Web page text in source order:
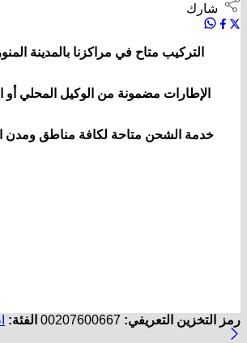
شارك
التركيب متاح في مراكزنا بالمدينة
الإطارات مضمونة من الوكيل المحلي أو
خدمة الشحن متاحة لكافة مناطق ومدن
رمز التخزين التعريفي: 00207600667 الفئة: